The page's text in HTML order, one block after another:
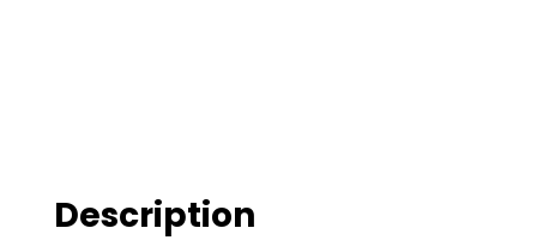
Description